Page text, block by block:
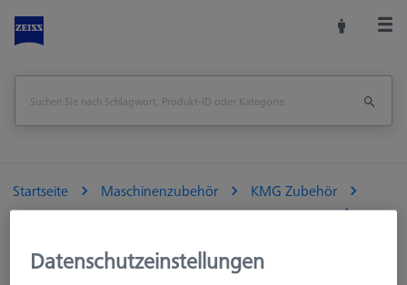
Startseite Maschinenzubehör
KMG Zubehör
Aufspannmittel
Paletten und Rasterplatten
Datenschutzeinstellungen